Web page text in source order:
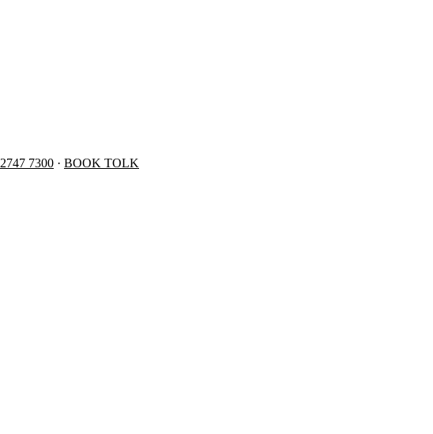
2747 7300 · BOOK TOLK